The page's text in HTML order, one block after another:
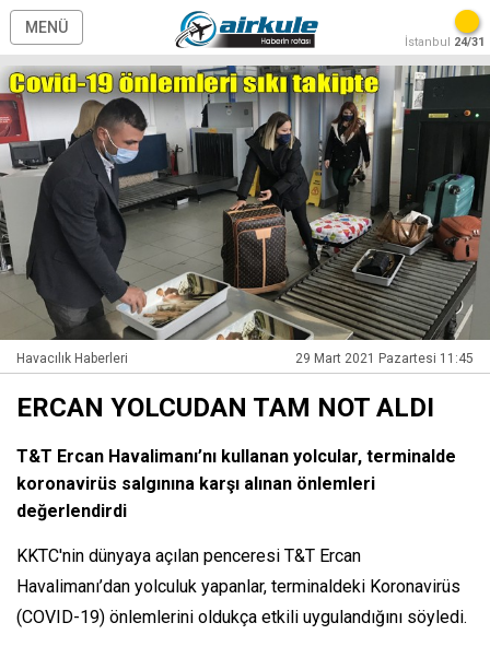
MENÜ
İstanbul 24/31
Havacılık Haberleri 29 Mart 2021 Pazartesi 11:45
ERCAN YOLCUDAN TAM NOT ALDI
T&T Ercan Havalimanı’nı kullanan yolcular, terminalde
koronavirüs salgınına karşı alınan önlemleri
değerlendirdi
KKTC'nin dünyaya açılan penceresi T&T Ercan
Havalimanı’dan yolculuk yapanlar, terminaldeki Koronavirüs
(COVID-19) önlemlerini oldukça etkili uygulandığını söyledi.